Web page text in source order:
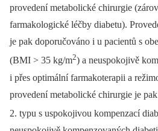
provedení metabolické chirurgie
farmakologické léčby diabetu).
je pak doporučováno i u pacientů s
(BMI > 35 kg/m2) a neuspokojivě
i přes optimální farmakoterapii a
provedení metabolické chirurgie je
2. typu s uspokojivou kompenzací